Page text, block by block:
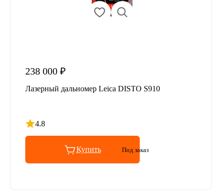
238 000 ₽
Лазерный дальномер Leica DISTO S910
4.8
Рейтинг 4.8 из 5
Купить Под заказ